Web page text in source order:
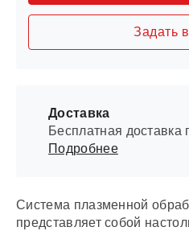
Система плазменной
представляет собой
Задать
Доставка
Бесплатная доставка
Подробнее